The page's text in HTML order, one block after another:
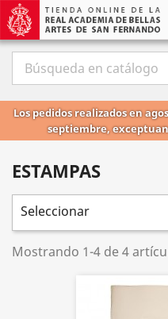
Los pedidos realizados en
septiembre,
ESTAMPAS
Seleccionar
Mostrando 1-4 de 4